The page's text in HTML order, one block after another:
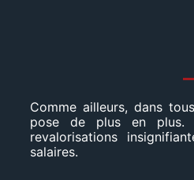
Comme ailleurs, dans
pose de plus en plus.
revalorisations
salaires.